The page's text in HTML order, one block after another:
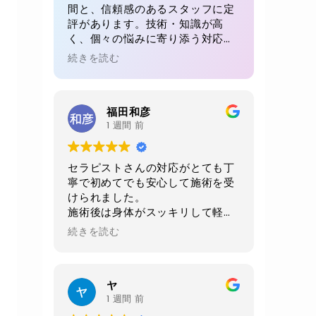
間と、信頼感のあるスタッフに定
評があります。技術・知識が高
く、個々の悩みに寄り添う対応が
魅力。初回でも、毎回でも満足感
が得られると多くの方が絶賛。リ
ピート率が高い理由が感じられる
続きを読む
福田和彦
1 週間 前
セラピストさんの対応がとても丁
寧で初めてでも安心して施術を受
けられました。
施術後は身体がスッキリして軽く
なりました。
当日に2週間後の予約をお願いし
れており非常に清潔感がありま
す。おすすめお店です。
続きを読む
ヤ
1 週間 前